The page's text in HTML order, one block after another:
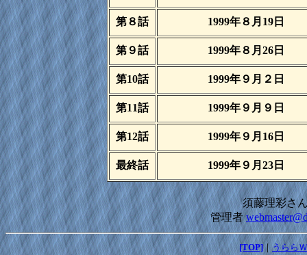
第８話 1999年８月19日
第９話 1999年８月26日
第10話 1999年９月２日
第11話 1999年９月９日
第12話 1999年９月16日
最終話 1999年９月23日
須藤理彩さ
管理者
[TOP]｜ うらら